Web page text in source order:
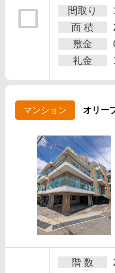
間取り
面 積
敷金
礼金
マンション オリー
階 数